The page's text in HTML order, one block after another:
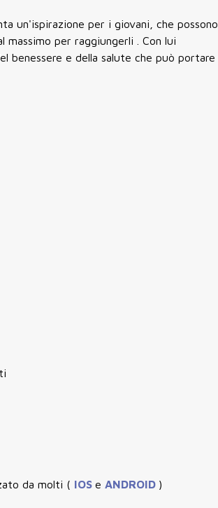
un'ispirazione per i giovani, che possono
per raggiungerli . Con lui
benessere e della salute che può portare
da molti ( IOS e ANDROID )